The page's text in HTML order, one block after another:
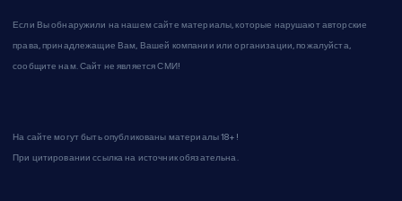
Если Вы обнаружили на нашем сайте материалы, которые нарушают авторские
права, принадлежащие Вам, Вашей компании или организации, пожалуйста,
сообщите нам. Сайт не является СМИ!
На сайте могут быть опубликованы материалы 18+!
При цитировании ссылка на источник обязательна.